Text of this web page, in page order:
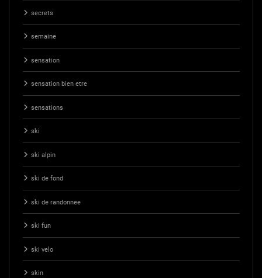
secrets
semaine
sensation
sensation bien etre
sensations
ski
ski alpin
ski de fond
ski de randonnee
ski fun
ski velo
skin